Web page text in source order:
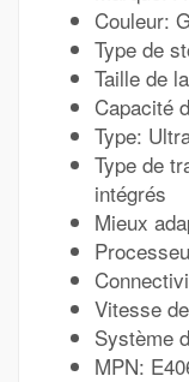
Couleur:
Type de
Taille de
Capacité
Type:
Type de
intégrés
Mieux
Vitesse
Système
MPN: